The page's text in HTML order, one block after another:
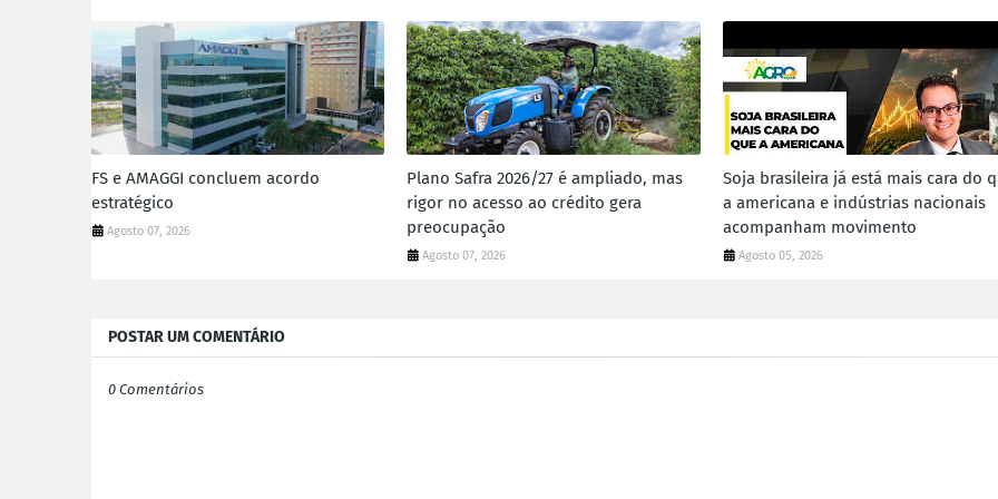
FS e AMAGGI concluem acordo
estratégico
Agosto 07, 2026
Plano Safra 2026/27 é ampliado, mas
rigor no acesso ao crédito gera
preocupação
Agosto 07, 2026
Soja brasileira já está mais cara do
a americana e indústrias nacionais
acompanham movimento
Agosto 05, 2026
POSTAR UM COMENTÁRIO
0 Comentários